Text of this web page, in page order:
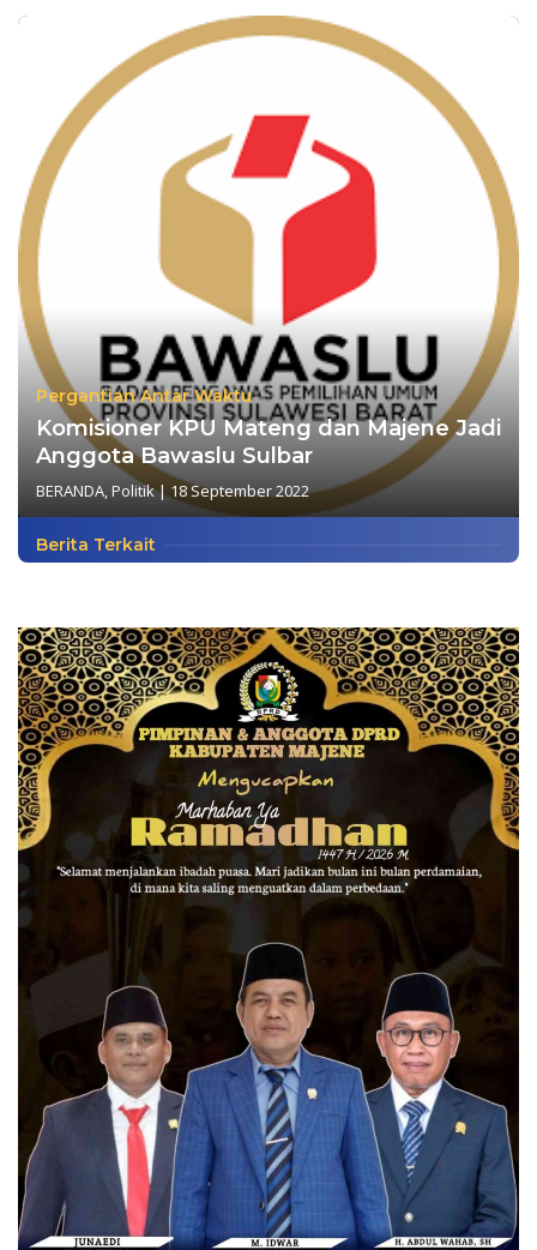
Pergantian Antar Waktu
Komisioner KPU Mateng dan Majene Jadi
Anggota Bawaslu Sulbar
BERANDA, Politik|18 September 2022
Berita Terkait